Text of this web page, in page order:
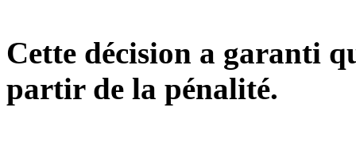
Cette décision a garanti
partir de la pénalité.